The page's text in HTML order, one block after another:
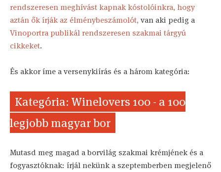
rendszeresen meghívást kapnak kóstolóinkra, hogy
aztán ők írják az élménybeszámolót, van aki pedig a
Vinoportra publikál rendszeresen szakmai tárgyú
cikkeket.
És akkor íme a versenykiírás és a három kategória:
Kategória: Winelovers 100 - a 100
legjobb magyar bor
Mutasd meg magad a borvilág szakmai krémjének és a
fogyasztóknak: írjál nekünk a szeptemberben megjelenő